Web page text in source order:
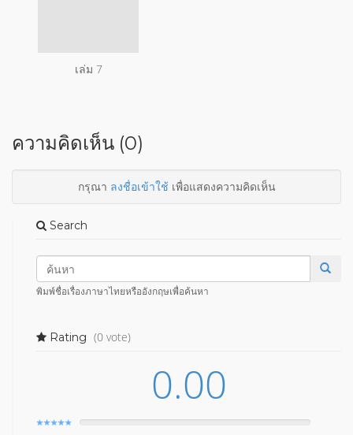
เล่ม 7
ความคิดเห็น (0)
กรุณา ลงชื่อเข้าใช้เพื่อแสดงความคิดเห็น
Search
พิมพ์ชื่อเรื่องภาษาไทยหรืออังกฤษเพื่อค้นหา
Rating (0 vote)
0.00